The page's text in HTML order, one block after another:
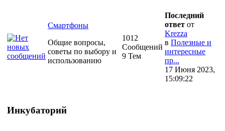
Смартфоны
Общие вопросы,
советы по выбору и
использованию
1012
Сообщений
9 Тем
Последний
ответ от
Krezza
в Полезные и
интересные
пр...
17 Июня 2023,
15:09:22
Инкубаторий